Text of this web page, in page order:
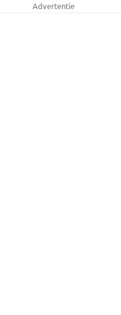
Advertentie